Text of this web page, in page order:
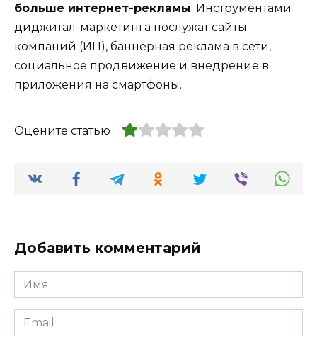
больше интернет-рекламы. Инструментами
диджитал-маркетинга послужат сайты
компаний (ИП), баннерная реклама в сети,
социальное продвижение и внедрение в
приложения на смартфоны.
Оцените статью
Добавить комментарий
Имя
*
Email
*